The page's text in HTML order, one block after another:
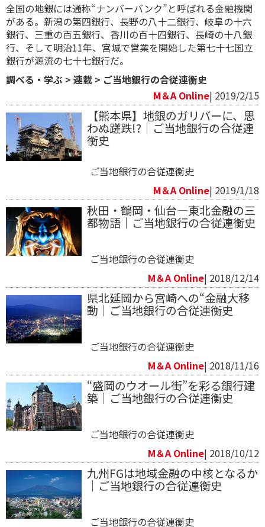
全国の地銀には通称“ナンバーバンク”と呼ばれる金融機関
がある。新潟の第四銀行、長野の八十二銀行、岐阜の十六
銀行、三重の百五銀行、香川の百十四銀行、長崎の十八銀
行、そして明治11年、宮城で営業を開始した第七十七国立
銀行が源流の七十七銀行だ。
調べる・学ぶ > 連載 > ご当地銀行の合従連衡史
M＆A Online| 2019/2/15
【熊本県】地銀のガリバーに、思
わぬ蹉跌!?｜ご当地銀行の合従連
衡史​​
ご当地銀行の合従連衡史
M＆A Online| 2019/1/18
秋田・鶴岡・仙台―東北金融の三
都物語｜ご当地銀行の合従連衡史
ご当地銀行の合従連衡史
M＆A Online| 2018/12/14
県北延岡から宮崎への“金融大移
動｜ご当地銀行の合従連衡史
ご当地銀行の合従連衡史
M＆A Online| 2018/11/16
“盛岡のウオール街”を彩る銀行建
築｜ご当地銀行の合従連衡史
ご当地銀行の合従連衡史
M＆A Online| 2018/10/12
九州FGは地域金融の中核となるか
｜ご当地銀行の合従連衡史
ご当地銀行の合従連衡史